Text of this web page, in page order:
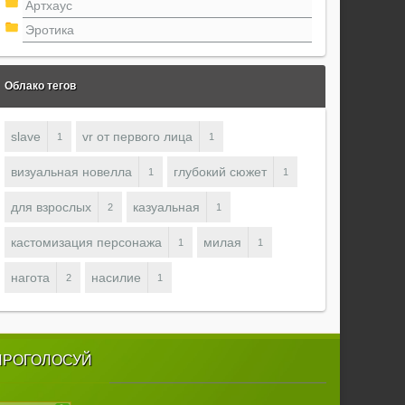
Артхаус
Эротика
Облако тегов
slave 1 vr от первого лица 1
визуальная новелла 1 глубокий сюжет 1
для взрослых 2 казуальная 1
кастомизация персонажа 1 милая 1
нагота 2 насилие 1